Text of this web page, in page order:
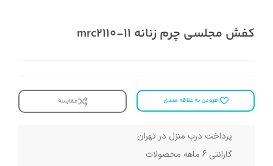
کفش مجلسی چرم زنانه mrc2110-11
افزودن به علاقه مندی مقایسه
پرداخت درب منزل در تهران
گارانتی 6 ماهه محصولات